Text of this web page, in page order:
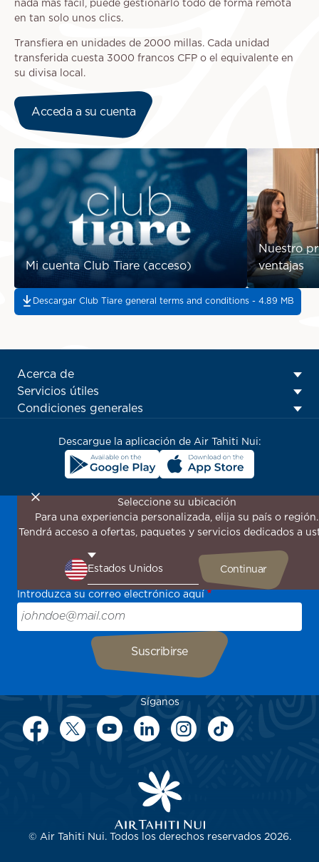
nada más fácil, puede gestionarlo todo de forma remota
en tan solo unos clics.
Transfiera en unidades de 2000 millas. Cada unidad
transferida cuesta 3000 francos CFP o el equivalente en
su divisa local.
Acceda a su cuenta
Mi cuenta Club Tiare (acceso)
Nuestro
ventajas
Descargar Club Tiare general terms and conditions - 4.89 MB
ATN:
Footer
menu
block
Acerca de
Servicios útiles
Condiciones generales
Descargue la aplicación de Air Tahiti Nui:
¡Suscríbase a nuestro boletín de noticias para recibir las
últimas novedades!
promociones especiales, descubra nuestros destinos y
encuentre inspiración para su próximo viaje.
Introduzca su correo electrónico aquí
Síganos
Seleccione su ubicación
Para una experiencia personalizada, elija su país o región.
Tendrá acceso a ofertas, paquetes y servicios dedicados a
© Air Tahiti Nui. Todos los derechos reservados 2026.